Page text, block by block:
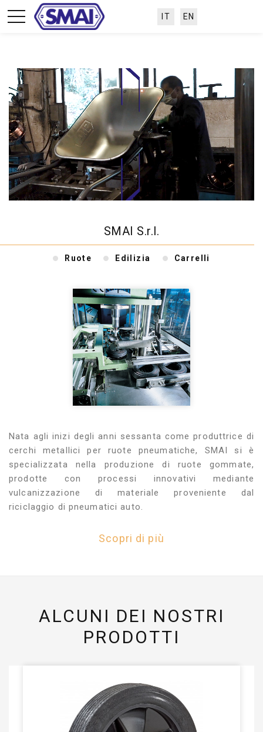
IT EN
SMAI S.r.l.
Ruote Edilizia Carrelli
Nata agli inizi degli anni sessanta come produttrice di
cerchi metallici per ruote pneumatiche, SMAI si è
specializzata nella produzione di ruote gommate,
prodotte con processi innovativi mediante
vulcanizzazione di materiale proveniente dal
riciclaggio di pneumatici auto.
Scopri di più
ALCUNI DEI NOSTRI
PRODOTTI